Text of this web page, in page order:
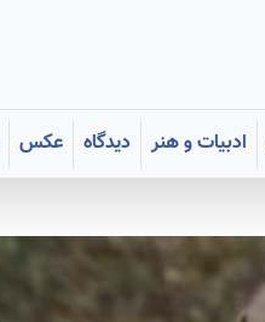
ادبیات و هنر دیدگاه عکس